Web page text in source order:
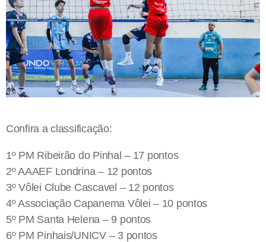
Confira a classificação:
1º PM Ribeirão do Pinhal – 17 pontos
2º AAAEF Londrina – 12 pontos
3º Vôlei Clube Cascavel – 12 pontos
4º Associação Capanema Vôlei – 10 pontos
5º PM Santa Helena – 9 pontos
6º PM Pinhais/UNICV – 3 pontos